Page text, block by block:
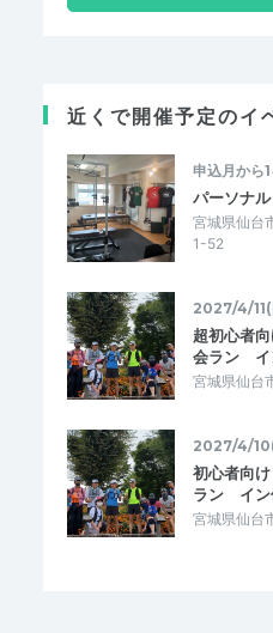
近くで開催予定のイ
申込月から
パーソナ
宮城県仙台
1-52
2027/4/11(
超初心者
会ラン
宮城県仙台
2027/4/
初心者向
ラン イ
宮城県仙台